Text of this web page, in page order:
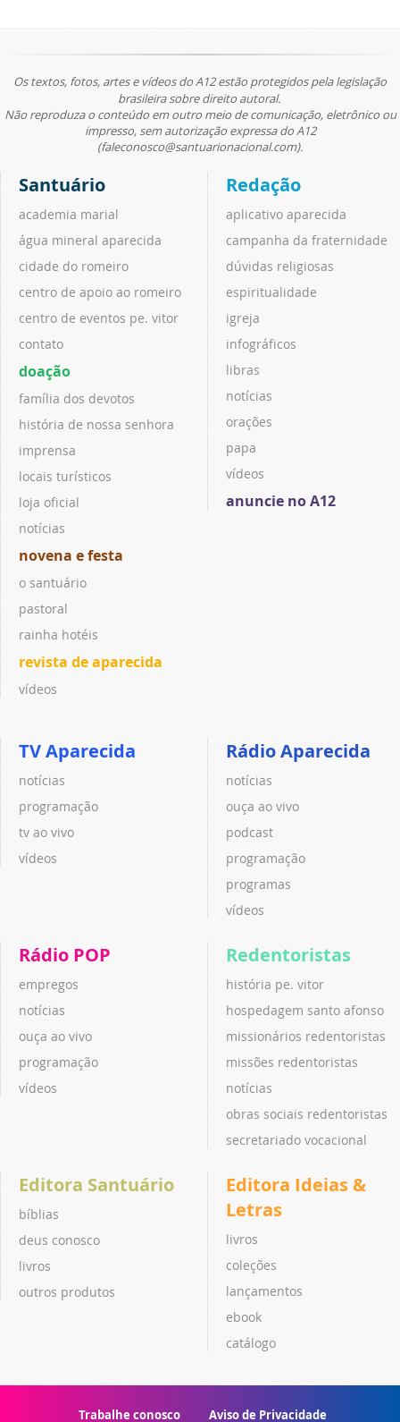
Os textos, fotos, artes e vídeos do A12 estão protegidos pela legislação
brasileira sobre direito autoral.
Não reproduza o conteúdo em outro meio de comunicação, eletrônico ou
impresso, sem autorização expressa do A12
(faleconosco@santuarionacional.com).
Santuário
academia marial
água mineral aparecida
cidade do romeiro
centro de apoio ao romeiro
centro de eventos pe. vitor
contato
doação
família dos devotos
história de nossa senhora
imprensa
locais turísticos
loja oficial
notícias
novena e festa
o santuário
pastoral
rainha hotéis
revista de aparecida
vídeos
Redação
aplicativo aparecida
campanha da fraternidade
dúvidas religiosas
espiritualidade
igreja
infográficos
libras
notícias
orações
papa
vídeos
anuncie no A12
TV Aparecida
notícias
programação
tv ao vivo
vídeos
Rádio Aparecida
notícias
ouça ao vivo
podcast
programação
programas
vídeos
Rádio POP
empregos
notícias
ouça ao vivo
programação
vídeos
Redentoristas
história pe. vitor
hospedagem santo afonso
missionários redentoristas
missões redentoristas
notícias
obras sociais redentoristas
secretariado vocacional
Editora Santuário
bíblias
deus conosco
livros
outros produtos
Editora Ideias &
Letras
livros
coleções
lançamentos
ebook
catálogo
Trabalhe conosco Aviso de Privacidade